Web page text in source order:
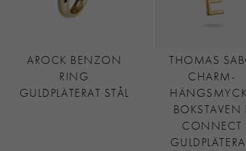
AROCK BENZON
RING
GULDPLÄTERAT STÅL
THOMAS
CHARM-
BOKSTAVEN
CONNECT